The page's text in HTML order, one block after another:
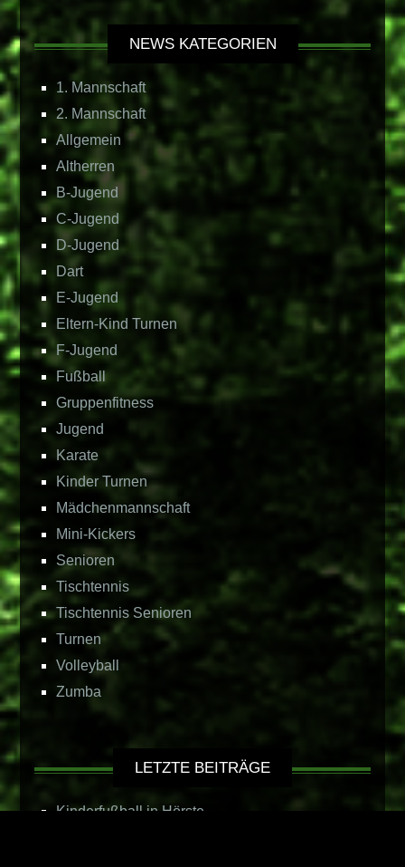
NEWS KATEGORIEN
1. Mannschaft
2. Mannschaft
Allgemein
Altherren
B-Jugend
C-Jugend
D-Jugend
Dart
E-Jugend
Eltern-Kind Turnen
F-Jugend
Fußball
Gruppenfitness
Jugend
Karate
Kinder Turnen
Mädchenmannschaft
Mini-Kickers
Senioren
Tischtennis
Tischtennis Senioren
Turnen
Volleyball
Zumba
LETZTE BEITRÄGE
Kinderfußball in Hörste